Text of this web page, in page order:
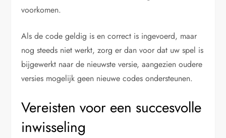
voorkomen.
Als de code geldig is en correct is ingevoerd, maar
nog steeds niet werkt, zorg er dan voor dat uw spel is
bijgewerkt naar de nieuwste versie, aangezien oudere
versies mogelijk geen nieuwe codes ondersteunen.
Vereisten voor een succesvolle
inwisseling